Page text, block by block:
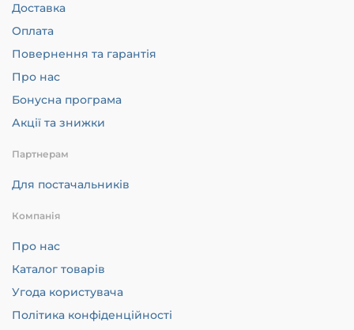
Доставка
Оплата
Повернення та гарантія
Про нас
Бонусна програма
Акції та знижки
Партнерам
Для постачальників
Компанія
Про нас
Каталог товарів
Угода користувача
Політика конфіденційності